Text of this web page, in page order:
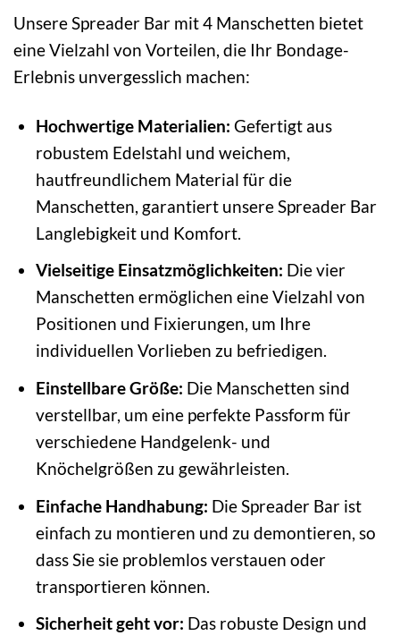
Unsere Spreader Bar mit 4 Manschetten bietet
eine Vielzahl von Vorteilen, die Ihr Bondage-
Erlebnis unvergesslich machen:
Hochwertige Materialien: Gefertigt aus
robustem Edelstahl und weichem,
hautfreundlichem Material für die
Manschetten, garantiert unsere Spreader Bar
Langlebigkeit und Komfort.
Vielseitige Einsatzmöglichkeiten: Die vier
Manschetten ermöglichen eine Vielzahl von
Positionen und Fixierungen, um Ihre
individuellen Vorlieben zu befriedigen.
Einstellbare Größe: Die Manschetten sind
verstellbar, um eine perfekte Passform für
verschiedene Handgelenk- und
Knöchelgrößen zu gewährleisten.
Einfache Handhabung: Die Spreader Bar ist
einfach zu montieren und zu demontieren, so
dass Sie sie problemlos verstauen oder
transportieren können.
Sicherheit geht vor: Das robuste Design und